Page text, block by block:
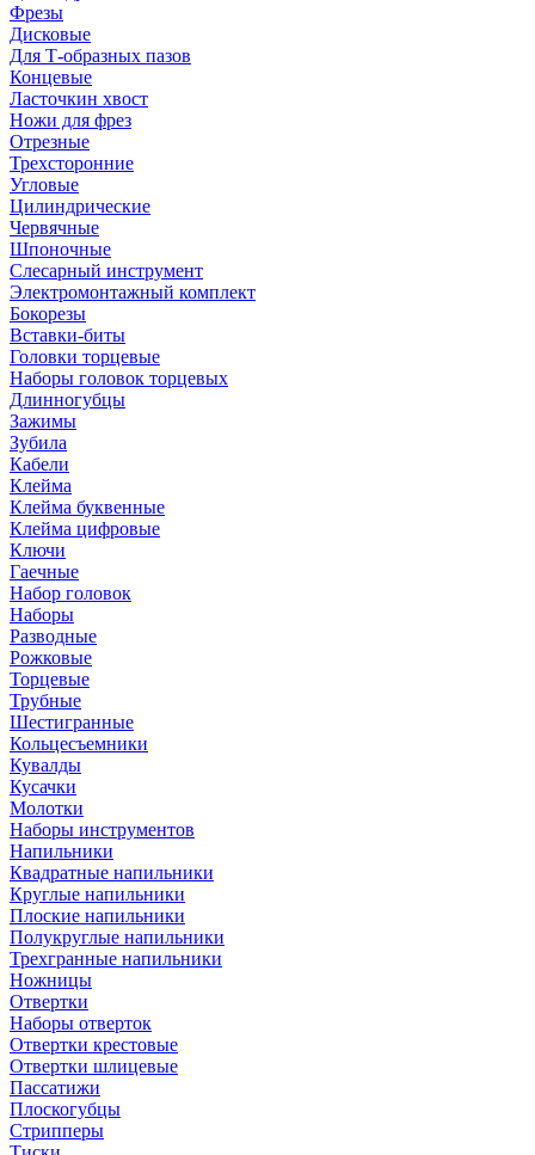
Фрезы
Дисковые
Для Т-образных пазов
Концевые
Ласточкин хвост
Ножи для фрез
Отрезные
Трехсторонние
Угловые
Цилиндрические
Червячные
Шпоночные
Слесарный инструмент
Электромонтажный комплект
Бокорезы
Вставки-биты
Головки торцевые
Наборы головок торцевых
Длинногубцы
Зажимы
Зубила
Кабели
Клейма
Клейма буквенные
Клейма цифровые
Ключи
Гаечные
Набор головок
Наборы
Разводные
Рожковые
Торцевые
Трубные
Шестигранные
Кольцесъемники
Кувалды
Кусачки
Молотки
Наборы инструментов
Напильники
Квадратные напильники
Круглые напильники
Плоские напильники
Полукруглые напильники
Трехгранные напильники
Ножницы
Отвертки
Наборы отверток
Отвертки крестовые
Отвертки шлицевые
Пассатижи
Плоскогубцы
Стрипперы